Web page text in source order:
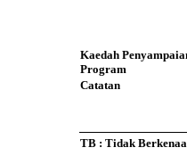
Kaedah
Program
Catatan
TB : Tidak